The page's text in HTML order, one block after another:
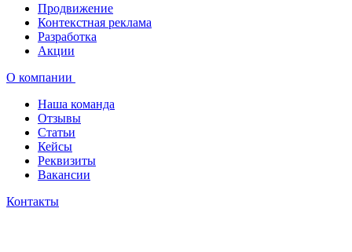
Продвижение
Контекстная реклама
Разработка
Акции
О компании
Наша команда
Отзывы
Статьи
Кейсы
Реквизиты
Вакансии
Контакты